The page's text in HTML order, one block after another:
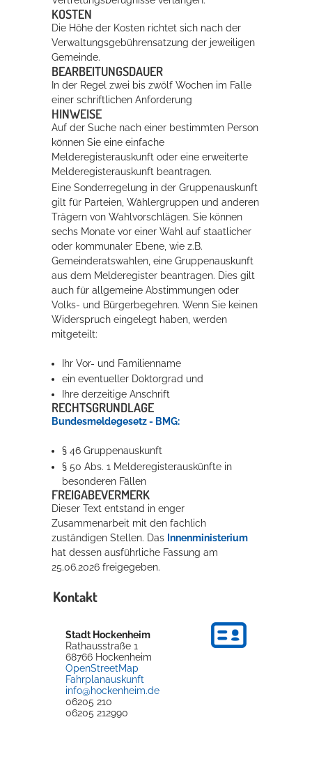
KOSTEN
Die Höhe der Kosten richtet sich nach der
Verwaltungsgebührensatzung der jeweiligen
Gemeinde.
BEARBEITUNGSDAUER
In der Regel zwei bis zwölf Wochen im Falle
einer schriftlichen Anforderung
HINWEISE
Auf der Suche nach einer bestimmten Person
können Sie eine einfache
Melderegisterauskunft oder eine erweiterte
Melderegisterauskunft beantragen.
Eine Sonderregelung in der Gruppenauskunft
gilt für Parteien, Wählergruppen und anderen
Trägern von Wahlvorschlägen. Sie können
sechs Monate vor einer Wahl auf staatlicher
oder kommunaler Ebene, wie z.B.
Gemeinderatswahlen, eine Gruppenauskunft
aus dem Melderegister beantragen. Dies gilt
auch für allgemeine Abstimmungen oder
Volks- und Bürgerbegehren. Wenn Sie keinen
Widerspruch eingelegt haben, werden
mitgeteilt:
Ihr Vor- und Familienname
ein eventueller Doktorgrad und
Ihre derzeitige Anschrift
RECHTSGRUNDLAGE
Bundesmeldegesetz - BMG:
§ 46 Gruppenauskunft
§ 50 Abs. 1 Melderegisterauskünfte in
besonderen Fällen
FREIGABEVERMERK
Dieser Text entstand in enger
Zusammenarbeit mit den fachlich
zuständigen Stellen. Das Innenministerium
hat dessen ausführliche Fassung am
25.06.2026 freigegeben.
Kontakt
Stadt Hockenheim
Rathausstraße 1
68766 Hockenheim
OpenStreetMap
Fahrplanauskunft
info@hockenheim.de
06205 210
06205 212990